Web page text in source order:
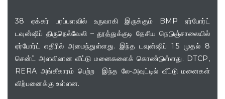
38 ஏக்கர் பரப்பளவில் உருவாகி இருக்கும் BMP ஏர்போர்ட்
டவுன்ஷிப் திருநெல்வேலி – தூத்துக்குடி தேசிய நெடுஞ்சாலையில்
ஏர்போர்ட் எதிரில் அமைந்துள்ளது. இந்த டவுன்ஷிப் 1.5 முதல் 8
சென்ட் அளவிலான வீட்டு மனைகளைக் கொண்டுள்ளது. DTCP,
RERA அங்கீகாரம் பெற்ற இந்த லே-அவுட்டில் வீட்டு மனைகள்
விற்பனைக்கு உள்ளன.